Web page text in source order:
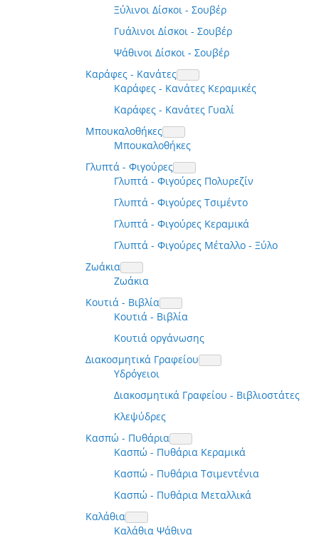
Ξύλινοι Δίσκοι - Σουβέρ
Γυάλινοι Δίσκοι - Σουβέρ
Ψάθινοι Δίσκοι - Σουβέρ
Καράφες - Κανάτες
Καράφες - Κανάτες Κεραμικές
Καράφες - Κανάτες Γυαλί
Μπουκαλοθήκες
Μπουκαλοθήκες
Γλυπτά - Φιγούρες
Γλυπτά - Φιγούρες Πολυρεζίν
Γλυπτά - Φιγούρες Τσιμέντο
Γλυπτά - Φιγούρες Κεραμικά
Γλυπτά - Φιγούρες Μέταλλο - Ξύλο
Ζωάκια
Ζωάκια
Κουτιά - Βιβλία
Κουτιά - Βιβλία
Κουτιά οργάνωσης
Διακοσμητικά Γραφείου
Υδρόγειοι
Διακοσμητικά Γραφείου - Βιβλιοστάτες
Κλεψύδρες
Κασπώ - Πυθάρια
Κασπώ - Πυθάρια Κεραμικά
Κασπώ - Πυθάρια Τσιμεντένια
Κασπώ - Πυθάρια Μεταλλικά
Καλάθια
Καλάθια Ψάθινα